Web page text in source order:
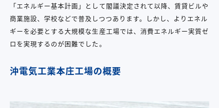
「エネルギー基本計画」として閣議決定されて以降、賃貸ビルや
商業施設、学校などで普及しつつあります。しかし、よりエネル
ギーを必要とする大規模な生産工場では、消費エネルギー実質ゼ
ロを実現するのが困難でした。
沖電気工業本庄工場の概要